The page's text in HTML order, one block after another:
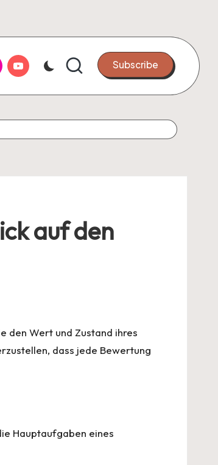
youtube.com Subscribe
auf den
den Wert und Zustand ihres
dass jede Bewertung
Hauptaufgaben eines